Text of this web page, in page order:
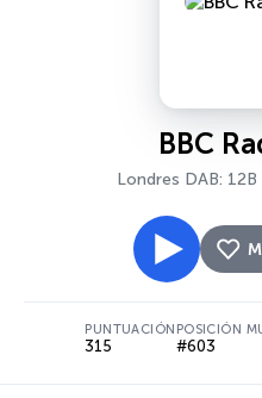
BBC
Londres DAB:
PUNTUACIÓN
315
POSICIÓN
#603